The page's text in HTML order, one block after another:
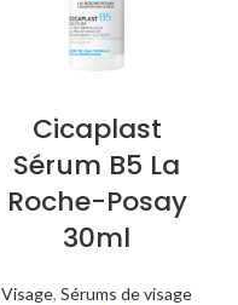
Cicaplast
Sérum B5 La
Roche-Posay
30ml
Visage, Sérums de visage